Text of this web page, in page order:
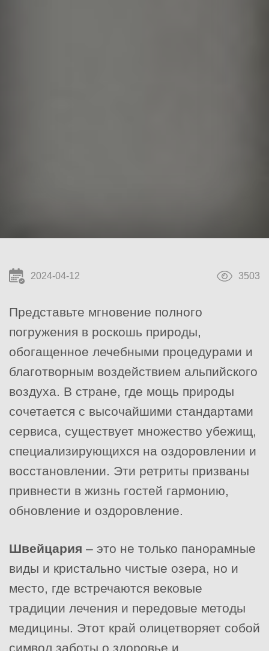
2024-04-12 3503
Представьте мгновение полного
погружения в роскошь природы,
обогащенное лечебными процедурами и
благотворным воздействием альпийского
воздуха. В стране, где мощь природы
сочетается с высочайшими стандартами
сервиса, существует множество убежищ,
специализирующихся на оздоровлении и
восстановлении. Эти ретриты призваны
привнести в жизнь гостей гармонию,
обновление и оздоровление.
Швейцария – это не только панорамные
виды и кристально чистые озера, но и
место, где встречаются вековые
традиции лечения и передовые методы
медицины. Этот край олицетворяет собой
символ заботы о здоровье и